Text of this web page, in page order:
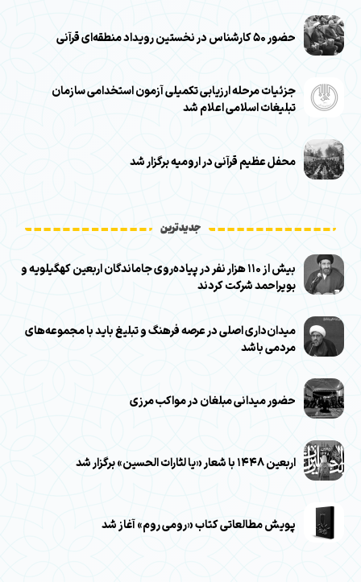
حضور ۵۰ کارشناس در نخستین رویداد منطقه‌ای قرآنی
جزئیات مرحله ارزیابی تکمیلی آزمون استخدامی سازمان
تبلیغات اسلامی اعلام شد
محفل عظیم قرآنی در ارومیه برگزار شد
جدیدترین
بیش از ۱۱۰ هزار نفر در پیاده‌روی جاماندگان اربعین کهگیلویه و
بویراحمد شرکت کردند
میدان‌داری اصلی در عرصه فرهنگ و تبلیغ باید با مجموعه‌های
مردمی باشد
حضور میدانی مبلغان در مواکب مرزی
اربعین ۱۴۴۸ با شعار «یا لثارات الحسین» برگزار شد
پویش مطالعاتی کتاب «رومی روم» آغاز شد